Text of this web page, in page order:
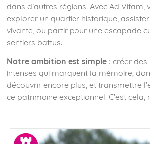
dans d’autres régions. Avec Ad Vitam,
explorer un quartier historique,
vivante, ou partir pour une escapade
sentiers battus.
Notre ambition est simple : créer des
intenses qui marquent la mémoire,
découvrir encore plus, et transmettre
ce patrimoine exceptionnel. C’est cela,